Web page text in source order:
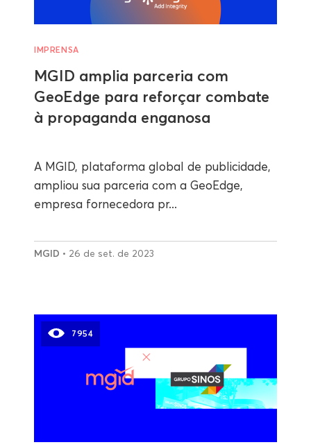
IMPRENSA
MGID amplia parceria com
GeoEdge para reforçar combate
à propaganda enganosa
A MGID, plataforma global de publicidade,
ampliou sua parceria com a GeoEdge,
empresa fornecedora pr...
MGID • 26 de set. de 2023
7954